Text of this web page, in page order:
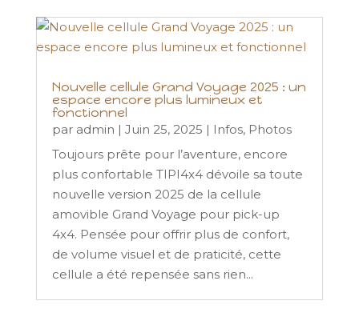
Nouvelle cellule Grand Voyage 2025 : un
espace encore plus lumineux et
fonctionnel
par admin | Juin 25, 2025 | Infos, Photos
Toujours prête pour l’aventure, encore
plus confortable TIPI4x4 dévoile sa toute
nouvelle version 2025 de la cellule
amovible Grand Voyage pour pick-up
4x4. Pensée pour offrir plus de confort,
de volume visuel et de praticité, cette
cellule a été repensée sans rien...